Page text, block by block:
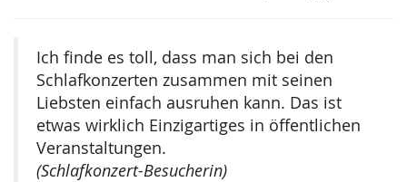
Ich finde es toll, dass man sich bei den
Schlafkonzerten zusammen mit seinen
Liebsten einfach ausruhen kann. Das ist
etwas wirklich Einzigartiges in öffentlichen
Veranstaltungen.
(Schlafkonzert-Besucherin)